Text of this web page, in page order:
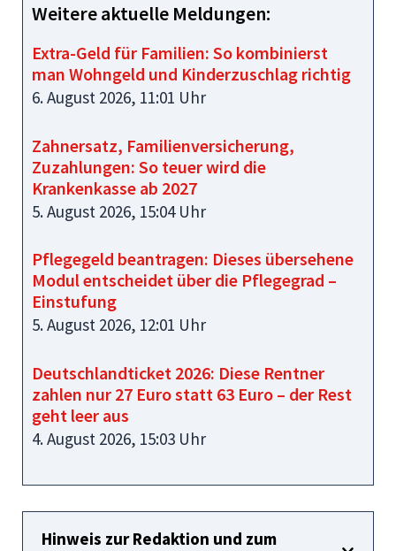
Weitere aktuelle Meldungen:
Extra-Geld für Familien: So kombinierst
man Wohngeld und Kinderzuschlag richtig
6. August 2026, 11:01 Uhr
Zahnersatz, Familienversicherung,
Zuzahlungen: So teuer wird die
Krankenkasse ab 2027
5. August 2026, 15:04 Uhr
Pflegegeld beantragen: Dieses übersehene
Modul entscheidet über die Pflegegrad –
Einstufung
5. August 2026, 12:01 Uhr
Deutschlandticket 2026: Diese Rentner
zahlen nur 27 Euro statt 63 Euro – der Rest
geht leer aus
4. August 2026, 15:03 Uhr
Hinweis zur Redaktion und zum